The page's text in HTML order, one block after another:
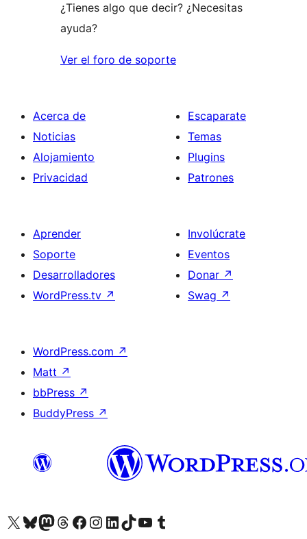
¿Tienes algo que decir? ¿Necesitas
ayuda?
Ver el foro de soporte
Acerca de
Noticias
Alojamiento
Privacidad
Escaparate
Temas
Plugins
Patrones
Aprender
Soporte
Desarrolladores
WordPress.tv ↗
Involúcrate
Eventos
Donar ↗
Swag ↗
WordPress.com ↗
Matt ↗
bbPress ↗
BuddyPress ↗
Visita nuestra cuenta de X (anteriormente Twitter)
Visit our Bluesky account
Visit our Mastodon account
Visit our Threads account
Visita nuestra página de Facebook
Visita nuestra cuenta de Instagram
Visita nuestra cuenta de LinkedIn
Visit our TikTok account
Visita nuestro canal de YouTube
Visit our Tumblr account